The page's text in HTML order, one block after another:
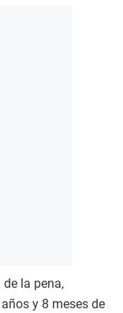
la pena,
y 8 meses de